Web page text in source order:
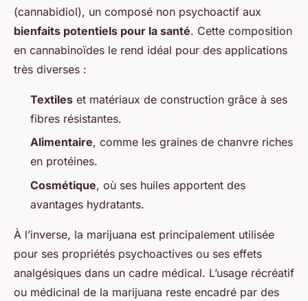
(cannabidiol), un composé non psychoactif aux
bienfaits potentiels pour la santé. Cette composition
en cannabinoïdes le rend idéal pour des applications
très diverses :
Textiles et matériaux de construction grâce à ses
fibres résistantes.
Alimentaire, comme les graines de chanvre riches
en protéines.
Cosmétique, où ses huiles apportent des
avantages hydratants.
À l’inverse, la marijuana est principalement utilisée
pour ses propriétés psychoactives ou ses effets
analgésiques dans un cadre médical. L’usage récréatif
ou médicinal de la marijuana reste encadré par des